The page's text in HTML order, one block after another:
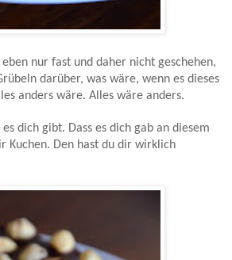
nur fast und daher nicht geschehen,
darüber, was wäre, wenn es dieses
anders wäre. Alles wäre anders.
es dich gibt. Dass es dich gab an diesem
Kuchen. Den hast du dir wirklich